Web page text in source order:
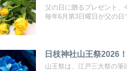
父の日に贈るプレゼント、
毎年6月第3日曜日が父の日
日枝神社山王祭2026
山王祭は、江戸三大祭の